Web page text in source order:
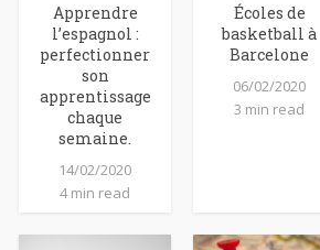
Apprendre
l’espagnol :
perfectionner
son
apprentissage
chaque
semaine.
14/02/2020
4 min read
Écoles de
basketball à
Barcelone
06/02/2020
3 min read